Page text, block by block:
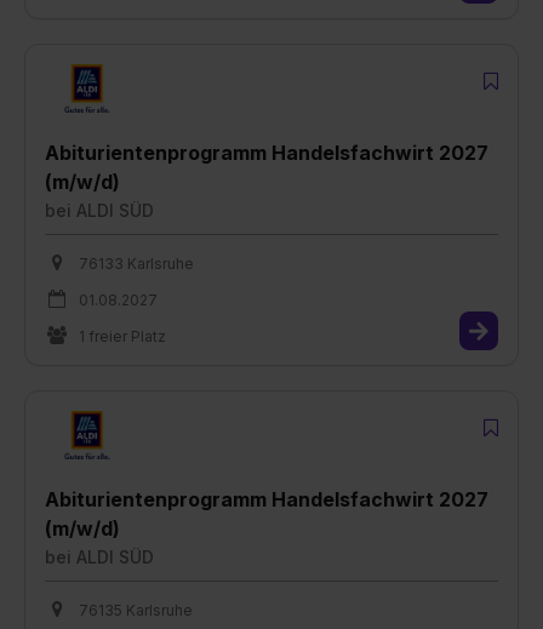
Abiturientenprogramm Handelsfachwirt 2027
(m/w/d)
bei ALDI SÜD
76133 Karlsruhe
01.08.2027
1 freier Platz
Abiturientenprogramm Handelsfachwirt 2027
(m/w/d)
bei ALDI SÜD
76135 Karlsruhe